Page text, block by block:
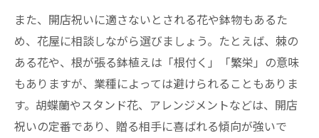
また、開店祝いに適さないとされる花や鉢物もあるた
め、花屋に相談しながら選びましょう。たとえば、棘の
ある花や、根が張る鉢植えは「根付く」「繁栄」の意味
もありますが、業種によっては避けられることもありま
す。胡蝶蘭やスタンド花、アレンジメントなどは、開店
祝いの定番であり、贈る相手に喜ばれる傾向が強いで